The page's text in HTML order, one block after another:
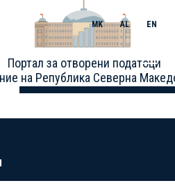
Портал за отворени податоци
на Република Северна
MK AL EN
Toggle